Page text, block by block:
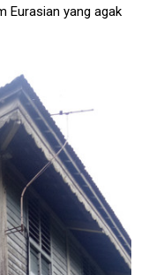
Eurasian yang agak